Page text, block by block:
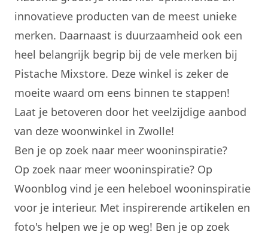
innovatieve producten van de meest unieke
merken. Daarnaast is duurzaamheid ook een
heel belangrijk begrip bij de vele merken bij
Pistache Mixstore. Deze winkel is zeker de
moeite waard om eens binnen te stappen!
Laat je betoveren door het veelzijdige aanbod
van deze woonwinkel in Zwolle!
Ben je op zoek naar meer wooninspiratie?
Op zoek naar meer wooninspiratie? Op
Woonblog vind je een heleboel wooninspiratie
voor je interieur. Met inspirerende artikelen en
foto's helpen we je op weg! Ben je op zoek